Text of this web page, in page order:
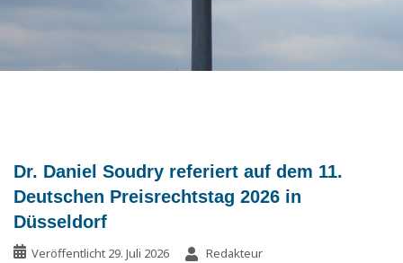
Dr. Daniel Soudry referiert auf dem 11.
Deutschen Preisrechtstag 2026 in
Düsseldorf
Veröffentlicht 29. Juli 2026
Redakteur